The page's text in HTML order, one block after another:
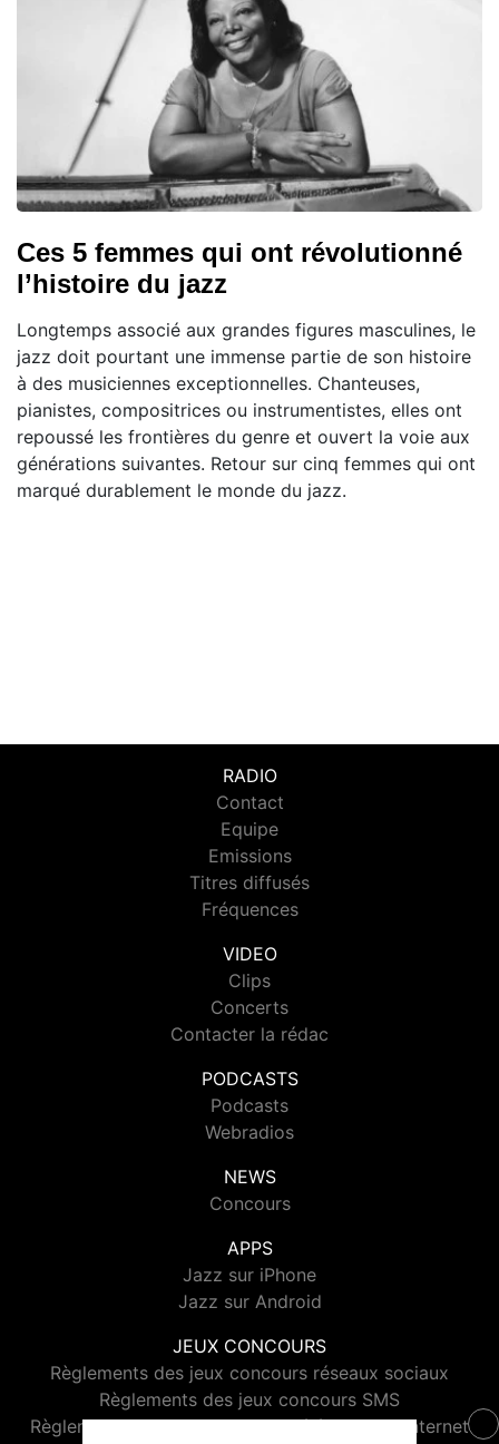
Ces 5 femmes qui ont révolutionné
l’histoire du jazz
Longtemps associé aux grandes figures masculines, le
jazz doit pourtant une immense partie de son histoire
à des musiciennes exceptionnelles. Chanteuses,
pianistes, compositrices ou instrumentistes, elles ont
repoussé les frontières du genre et ouvert la voie aux
générations suivantes. Retour sur cinq femmes qui ont
marqué durablement le monde du jazz.
RADIO
Contact
Equipe
Emissions
Titres diffusés
Fréquences
VIDEO
Clips
Concerts
Contacter la rédac
PODCASTS
Podcasts
Webradios
NEWS
Concours
APPS
Jazz sur iPhone
Jazz sur Android
JEUX CONCOURS
Règlements des jeux concours réseaux sociaux
Règlements des jeux concours SMS
Règlements des jeux concours téléphone et internet